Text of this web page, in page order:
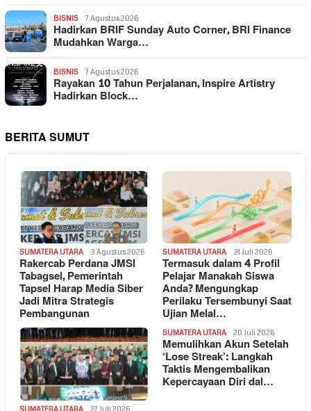
BISNIS 7 Agustus 2026
Hadirkan BRIF Sunday Auto Corner, BRI Finance
Mudahkan Warga…
BISNIS 7 Agustus 2026
Rayakan 10 Tahun Perjalanan, Inspire Artistry
Hadirkan Block…
BERITA SUMUT
SUMATERA UTARA 3 Agustus 2026
Rakercab Perdana JMSI
Tabagsel, Pemerintah
Tapsel Harap Media Siber
Jadi Mitra Strategis
Pembangunan
SUMATERA UTARA 31 Juli 2026
Termasuk dalam 4 Profil
Pelajar Manakah Siswa
Anda? Mengungkap
Perilaku Tersembunyi Saat
Ujian Melal…
SUMATERA UTARA 20 Juli 2026
Memulihkan Akun Setelah
‘Lose Streak’: Langkah
Taktis Mengembalikan
Kepercayaan Diri dal…